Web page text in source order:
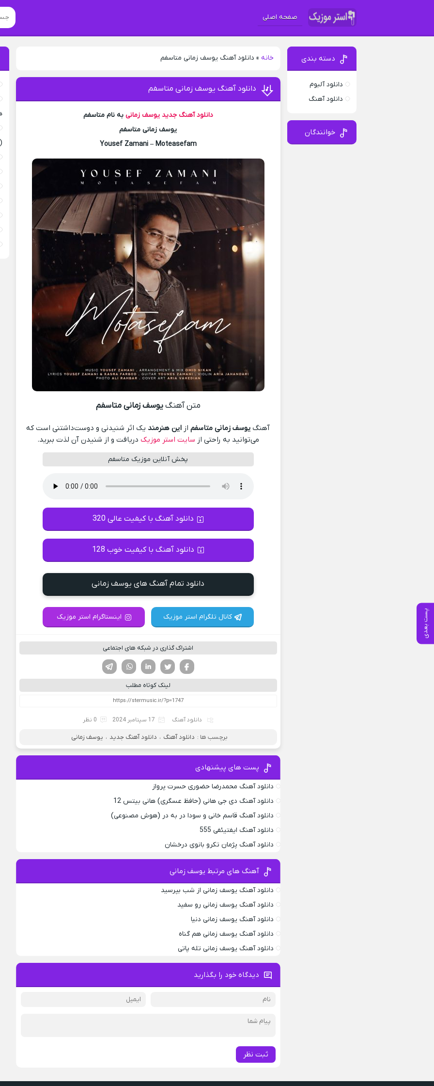
صفحه اصلی
خانه » دانلود آهنگ یوسف زمانی متاسفم
پست بعدی
دانلود آهنگ یوسف زمانی متاسفم
دانلود آهنگ جدید یوسف زمانی به نام متاسفم
یوسف زمانی متاسفم
Yousef Zamani – Moteasefam
متن آهنگیوسف زمانی متاسفم
آهنگ یوسف زمانی متاسفماز این هنرمندیک اثر شنیدنی و دوست‌داشتنی است که
می‌توانید به راحتی از سایت استر موزیک دریافت و از شنیدن آن لذت ببرید.
پخش آنلاین موزیک متاسفم
دانلود آهنگ با کیفیت عالی 320
دانلود آهنگ با کیفیت خوب 128
دانلود تمام آهنگ های یوسف زمانی
کانال تلگرام استر موزیک اینستاگرام استر موزیک
اشتراک گذاری در شبکه های اجتماعی
لینکدین تویتر
فیسوک
لینک کوتاه مطلب
دانلود آهنگ 17 سپتامبر 2024 0 نظر
برچسب ها : دانلود آهنگ ، دانلود آهنگ جدید ، یوسف زمانی
پست های پیشنهادی
دانلود آهنگ محمدرضا حضورى حسرت پرواز
دانلود آهنگ دی جی هانی (حافظ عسگری) هانی بیتس 12
دانلود آهنگ قاسم خانی و سودا در به در (هوش مصنوعی)
دانلود آهنگ ایفتیئفی 555
دانلود آهنگ پژمان تکرو بانوی درخشان
آهنگ های مرتبط یوسف زمانی
دانلود آهنگ یوسف زمانی از شب بپرسید
دانلود آهنگ یوسف زمانی رو سفید
دانلود آهنگ یوسف زمانی دنیا
دانلود آهنگ یوسف زمانی هم گناه
دانلود آهنگ یوسف زمانی تله پاتی
دیدگاه خود را بگذارید
ثبت نظر
دسته بندی
دانلود آلبوم
دانلود آهنگ
خوانندگان